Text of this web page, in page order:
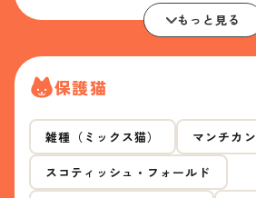
もっと見る
保護猫
雑種（ミックス猫） マンチカン
スコティッシュ・フォールド